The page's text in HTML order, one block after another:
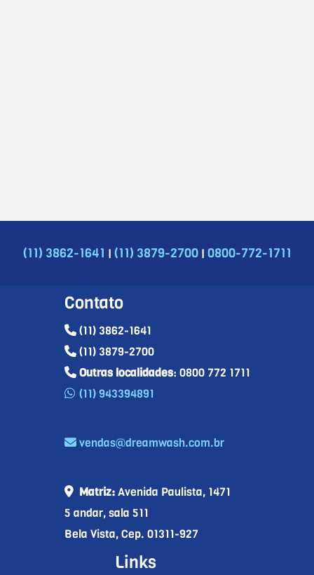
(11) 3862-1641 | (11) 3879-2700 | 0800-772-1711
Contato
(11) 3862-1641
(11) 3879-2700
Outras localidades: 0800 772 1711
(11) 943394891
vendas@dreamwash.com.br
Matriz:Avenida Paulista, 1471
5 andar, sala 511
Bela Vista, Cep. 01311-927
Links